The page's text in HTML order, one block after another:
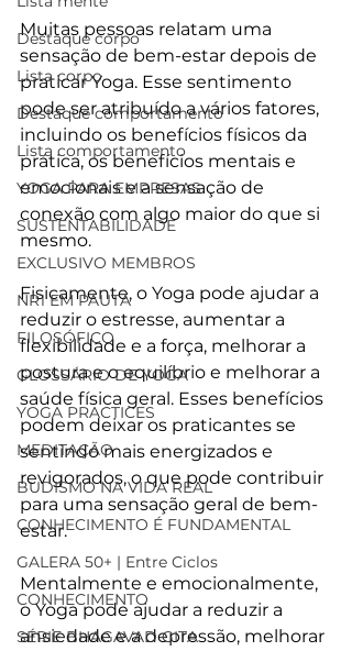
Destaque corpo
Lista corpo
Destaque comportamento
Lista comportamento
YOGA PARA EMPRESAS
SUSTENTABILIDADE
EXCLUSIVO MEMBROS
NR1 EM PAUTA
FILOSÓFICO
GLOSSÁRIO DE YOGA
YOGA PRACTICES
MEDITAÇÃO
BUDISMO NA VIDA REAL
CONHECIMENTO É FUNDAMENTAL
GALERA 50+ | Entre Ciclos
CONHECIMENTO
SÉRIE BHAGAVAD GITA
Muitas pessoas relatam uma
sensação de bem-estar depois de
praticar Yoga. Esse sentimento
pode ser atribuído a vários fatores,
incluindo os benefícios físicos da
prática, os benefícios mentais e
emocionais e a sensação de
conexão com algo maior do que si
mesmo.
Fisicamente, o Yoga pode ajudar a
reduzir o estresse, aumentar a
flexibilidade e a força, melhorar a
postura e o equilíbrio e melhorar a
saúde física geral. Esses benefícios
podem deixar os praticantes se
sentindo mais energizados e
revigorados, o que pode contribuir
para uma sensação geral de bem-
estar.
Mentalmente e emocionalmente,
o Yoga pode ajudar a reduzir a
ansiedade e a depressão, melhorar